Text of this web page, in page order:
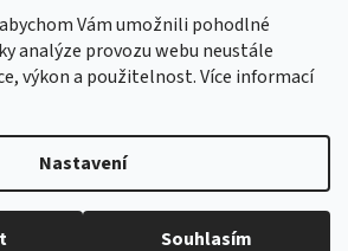
Vám umožnili pohodlné
analýze provozu webu neustále
výkon a použitelnost. Více informací
Nastavení
Souhlasím
výběr, který frčí v celém Česku
. Všechna práva vyhrazena.Upravit nastavení